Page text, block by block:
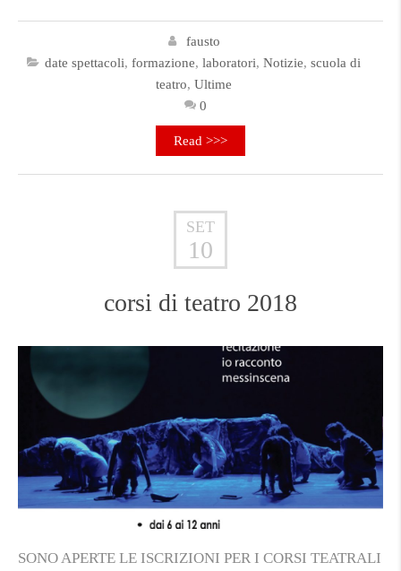
fausto
date spettacoli, formazione, laboratori, Notizie, scuola di
teatro, Ultime
0
Read >>>
SET
10
corsi di teatro 2018
SONO APERTE LE ISCRIZIONI PER I CORSI TEATRALI